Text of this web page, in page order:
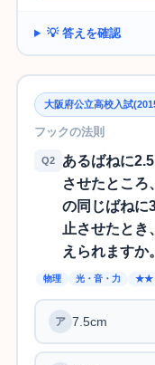
💡 答えを確認
大阪府公立高校入試
フックの法則
Q2
あるばねに
させたところ
の同じばねに
止させたと
えられますか。
物理 光・音・力 ★★
7.5cm